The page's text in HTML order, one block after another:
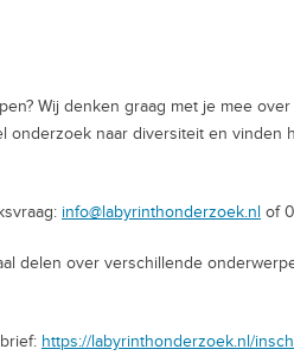
Wij denken graag met je mee
onderzoek naar diversiteit en vinden
info@labyrinthonderzoek.nl of
delen over verschillende
https://labyrinthonderzoek.nl/